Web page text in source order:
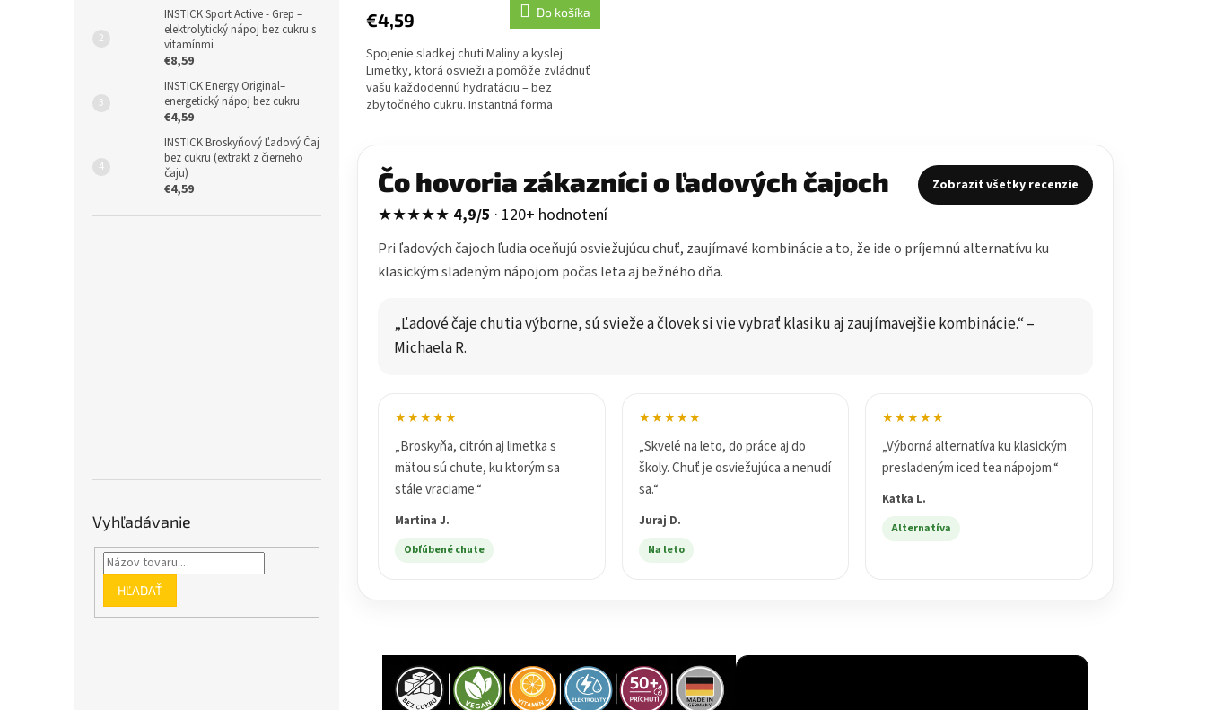
INSTICK Sport Active - Grep –
elektrolytický nápoj bez cukru s
vitamínmi
€8,59
INSTICK Energy Original–
energetický nápoj bez cukru
€4,59
INSTICK Broskyňový Ľadový Čaj
bez cukru (extrakt z čierneho
čaju)
€4,59
Vyhľadávanie
HĽADAŤ
€4,59 Do košíka
Spojenie sladkej chuti Maliny a kyslej
Limetky, ktorá osvieži a pomôže zvládnuť
vašu každodennú hydratáciu – bez
zbytočného cukru. Instantná forma
Čo hovoria zákazníci o ľadových čajoch
★★★★★ 4,9/5 · 120+ hodnotení
Zobraziť všetky recenzie
Pri ľadových čajoch ľudia oceňujú osviežujúcu chuť, zaujímavé kombinácie a to, že ide o príjemnú alternatívu ku
klasickým sladeným nápojom počas leta aj bežného dňa.
„Ľadové čaje chutia výborne, sú svieže a človek si vie vybrať klasiku aj zaujímavejšie kombinácie.“ –
Michaela R.
★★★★★
„Broskyňa, citrón aj limetka s
mätou sú chute, ku ktorým sa
stále vraciame.“
Martina J.
Obľúbené chute
★★★★★
„Skvelé na leto, do práce aj do
školy. Chuť je osviežujúca a nenudí
sa.“
Juraj D.
Na leto
★★★★★
„Výborná alternatíva ku klasickým
presladeným iced tea nápojom.“
Katka L.
Alternatíva
v
l